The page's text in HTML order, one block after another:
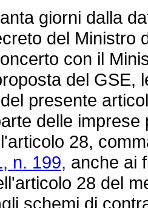
giorni dalla
del Ministro
con il
del GSE,
presente
delle
28,
n. 199, anche ai
28 del
schemi di